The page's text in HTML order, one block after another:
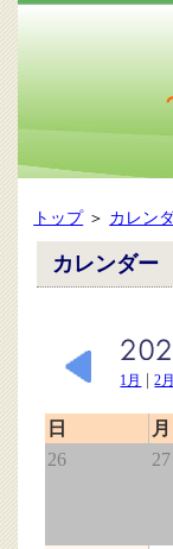
トップ＞ カレン
カレンダー
1月 |2月
日 月
26
27